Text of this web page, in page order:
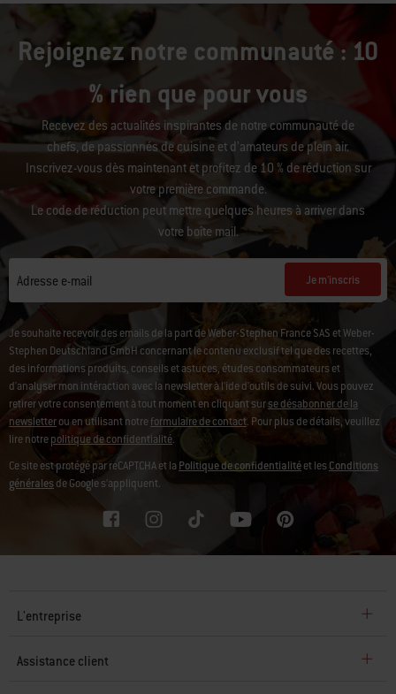
Rejoignez notre communauté : 10
% rien que pour vous
Recevez des actualités inspirantes de notre communauté de
chefs, de passionnés de cuisine et d’amateurs de plein air.
Inscrivez-vous dès maintenant et profitez de 10 % de réduction sur
votre première commande.
Le code de réduction peut mettre quelques heures à arriver dans
votre boîte mail.
Adresse e-mail Je m'inscris
Je souhaite recevoir des emails de la part de Weber-Stephen France SAS et Weber-
Stephen Deutschland GmbH concernant le contenu exclusif tel que des recettes,
des informations produits, conseils et astuces, études consommateurs et
d'analyser mon intéraction avec la newsletter à l'ide d'outils de suivi. Vous pouvez
retirer votre consentement à tout moment en cliquant surse désabonner de la
newsletterou en utilisant notreformulaire de contact. Pour plus de détails, veuillez
lire notrepolitique de confidentialité.
Ce site est protégé par reCAPTCHA et la Politique de confidentialitéet lesConditions
généralesde Google s’appliquent.
L'entreprise
Assistance client